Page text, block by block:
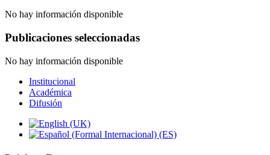
No hay información disponible
Publicaciones seleccionadas
No hay información disponible
Institucional
Académica
Difusión